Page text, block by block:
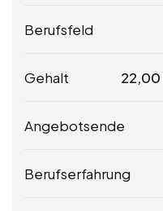
Berufsfeld
Gehalt 22,00
Angebotsende
Berufserfahrung